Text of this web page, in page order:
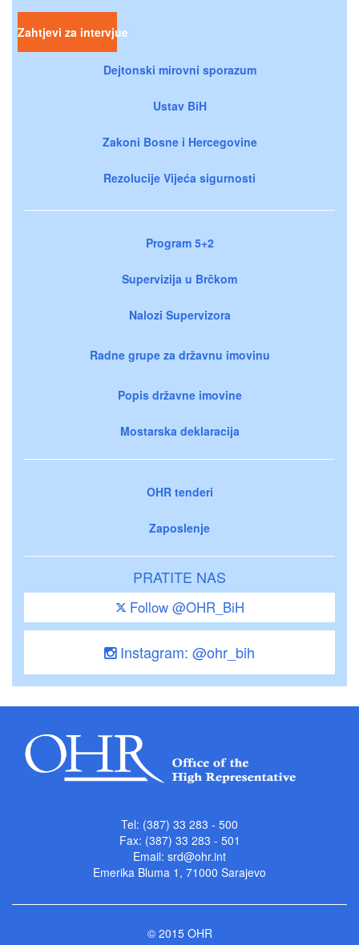
Zahtjevi za intervjue
Dejtonski mirovni sporazum
Ustav BiH
Zakoni Bosne i Hercegovine
Rezolucije Vijeća sigurnosti
Program 5+2
Supervizija u Brčkom
Nalozi Supervizora
Radne grupe za državnu imovinu
Popis državne imovine
Mostarska deklaracija
OHR tenderi
Zaposlenje
PRATITE NAS
Follow @OHR_BiH
Instagram: @ohr_bih
Tel: (387) 33 283 - 500
Fax: (387) 33 283 - 501
Email: srd@ohr.int
Emerika Bluma 1, 71000 Sarajevo
© 2015 OHR